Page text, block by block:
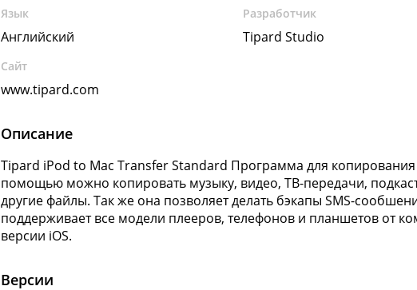
Язык
Английский
Разработчик
Tipard Studio
Сайт
www.tipard.com
Описание
Tipard iPod to Mac Transfer Standard Программа для
помощью можно копировать музыку, видео, ТВ-передачи,
другие файлы. Так же она позволяет делать бэкапы SMS-
поддерживает все модели плееров, телефонов и планшетов от
версии iOS.
Версии